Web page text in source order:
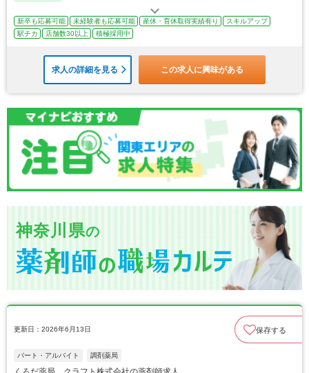
新卒も応募可能 未経験者も応募可能 産休・育休取得実績有り
スキルアップ
駅チカ
店舗数30以上 積極採用中
求人の詳細を見る この求人に興味がある
神奈川県の
更新日：2026年6月13日 保存する
パート・アルバイト 調剤薬局